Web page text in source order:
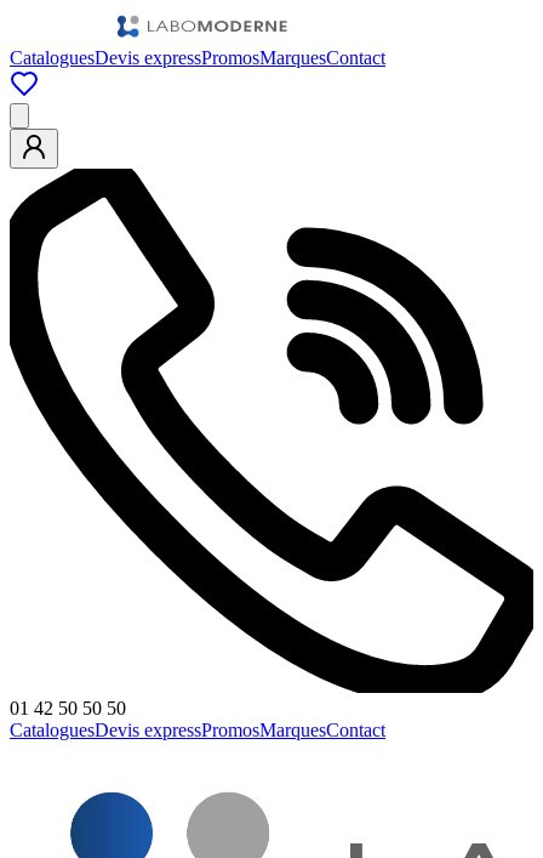
CataloguesDevis expressPromosMarquesContact
01 42 50 50 50
CataloguesDevis expressPromosMarquesContact